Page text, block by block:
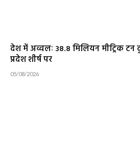
देश में अव्वलः 38.8 मिलियन मीट्रिक टन
प्रदेश शीर्ष पर
05/08/2026